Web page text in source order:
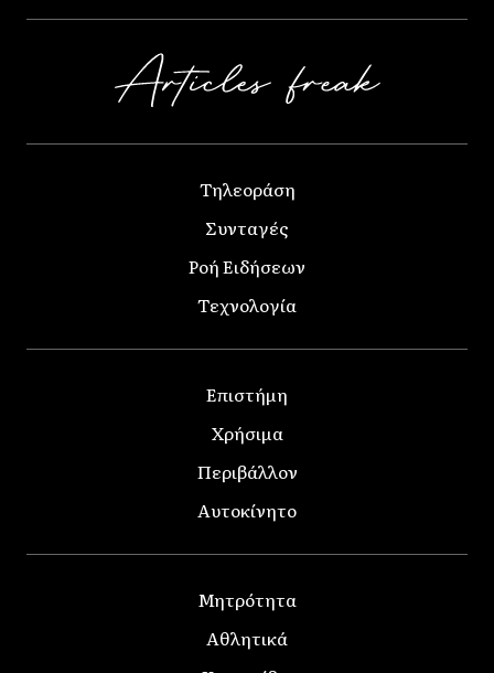
Τηλεοράση
Συνταγές
Ροή Ειδήσεων
Τεχνολογία
Επιστήμη
Χρήσιμα
Περιβάλλον
Αυτοκίνητο
Μητρότητα
Αθλητικά